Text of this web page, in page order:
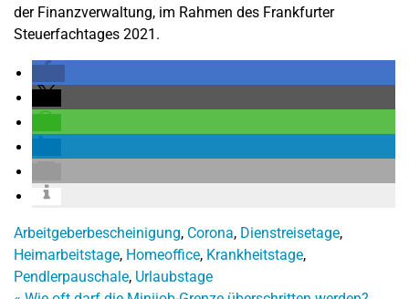
der Finanzverwaltung, im Rahmen des Frankfurter
Steuerfachtages 2021.
Arbeitgeberbescheinigung, Corona, Dienstreisetage,
Heimarbeitstage, Homeoffice, Krankheitstage,
Pendlerpauschale, Urlaubstage